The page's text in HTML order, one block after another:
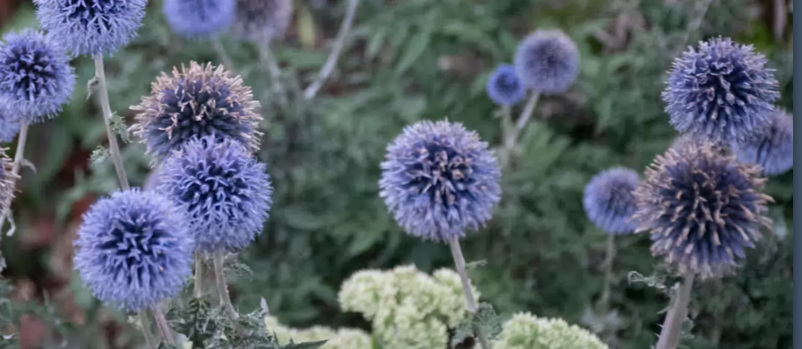
Boten
Muiderslot Naarden-
vestiging
VenloVliegtuigen
en
Helicopters
politie
Vliegtuigen -
Sanicole (B)
Volkel
airbase
Volkel
airbase
MaanLucht-
wolken
Volkel
airbase
Onweer Sterren Regenboog
Glow
Eindhoven
Zon